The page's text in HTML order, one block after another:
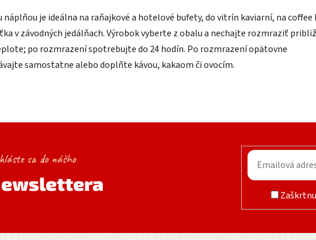
náplňou je ideálna na raňajkové a hotelové bufety, do vitrín kaviarní, na coffee
v závodných jedálňach. Výrobok vyberte z obalu a nechajte rozmraziť
po rozmrazení spotrebujte do 24 hodín. Po rozmrazení opätovne
samostatne alebo doplňte kávou, kakaom či ovocím.
sa do nášho